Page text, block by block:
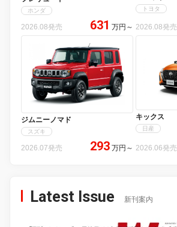
ホンダ
2026.08発売 631 万円 ～
トヨタ
2026.08発売
ジムニーノマド
スズキ
2026.07発売 293 万円 ～
キックス
日産
2026.06発売
Latest Issue 新刊案内